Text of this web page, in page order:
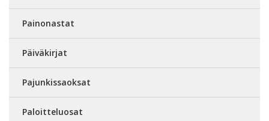
Painonastat
Päiväkirjat
Pajunkissaoksat
Paloitteluosat